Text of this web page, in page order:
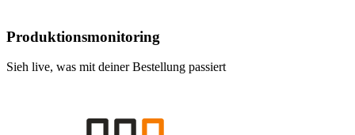
Produktionsmonitoring
Sieh live, was mit deiner Bestellung passiert